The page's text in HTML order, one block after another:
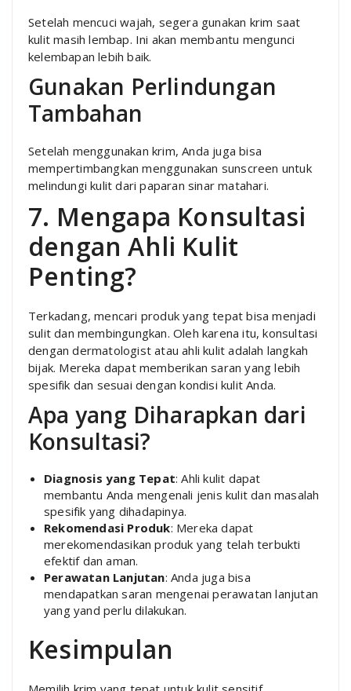
Setelah mencuci wajah, segera gunakan krim saat
kulit masih lembap. Ini akan membantu mengunci
kelembapan lebih baik.
Gunakan Perlindungan
Tambahan
Setelah menggunakan krim, Anda juga bisa
mempertimbangkan menggunakan sunscreen untuk
melindungi kulit dari paparan sinar matahari.
7. Mengapa Konsultasi
dengan Ahli Kulit
Penting?
Terkadang, mencari produk yang tepat bisa menjadi
sulit dan membingungkan. Oleh karena itu, konsultasi
dengan dermatologist atau ahli kulit adalah langkah
bijak. Mereka dapat memberikan saran yang lebih
spesifik dan sesuai dengan kondisi kulit Anda.
Apa yang Diharapkan dari
Konsultasi?
Diagnosis yang Tepat: Ahli kulit dapat
membantu Anda mengenali jenis kulit dan masalah
spesifik yang dihadapinya.
Rekomendasi Produk: Mereka dapat
merekomendasikan produk yang telah terbukti
efektif dan aman.
Perawatan Lanjutan: Anda juga bisa
mendapatkan saran mengenai perawatan lanjutan
yang yand perlu dilakukan.
Kesimpulan